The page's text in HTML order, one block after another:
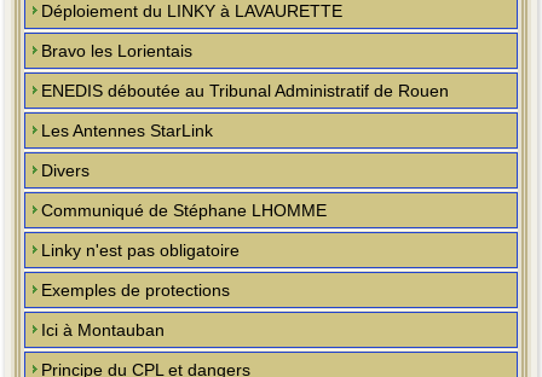
Déploiement du LINKY à LAVAURETTE
Bravo les Lorientais
ENEDIS déboutée au Tribunal Administratif de Rouen
Les Antennes StarLink
Divers
Communiqué de Stéphane LHOMME
Linky n'est pas obligatoire
Exemples de protections
Ici à Montauban
Principe du CPL et dangers